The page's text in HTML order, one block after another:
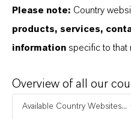
Please note: Country
products, services,
information specific to that
Overview of all our
Available Country Websites...